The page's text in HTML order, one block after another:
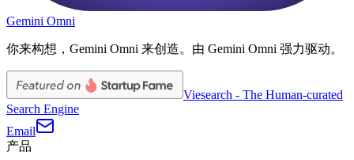
Gemini Omni
你来构想，Gemini Omni 来创造。由 Gemini Omni 强力驱动。
Viesearch - The Human-curated
Search Engine
Email
产品